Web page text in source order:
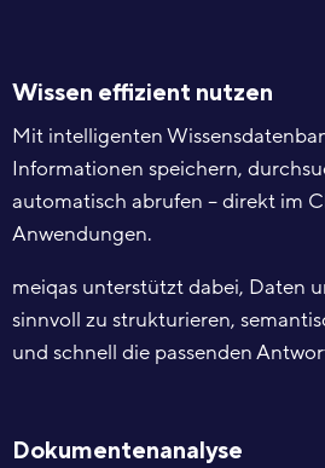
Wissen effizient nutzen
Mit intelligenten
Informationen speichern,
automatisch abrufen – direkt im
Anwendungen.
meiqas unterstützt dabei, Daten
sinnvoll zu strukturieren,
und schnell die passenden
Dokumentenanalyse